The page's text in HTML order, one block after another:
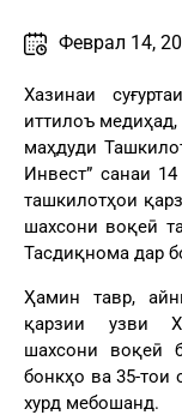
Феврал 14,
Хазинаи
иттилоъ
маҳдуди
Инвест” санаи
ташкилотҳои
шахсони воқеӣ
Тасдиқнома дар
Ҳамин тавр,
қарзии узви
шахсони воқеӣ
бонкҳо ва 35-тои
хурд мебошанд.